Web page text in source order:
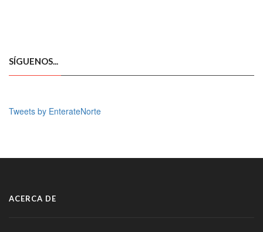
SÍGUENOS...
Tweets by EnterateNorte
ACERCA DE